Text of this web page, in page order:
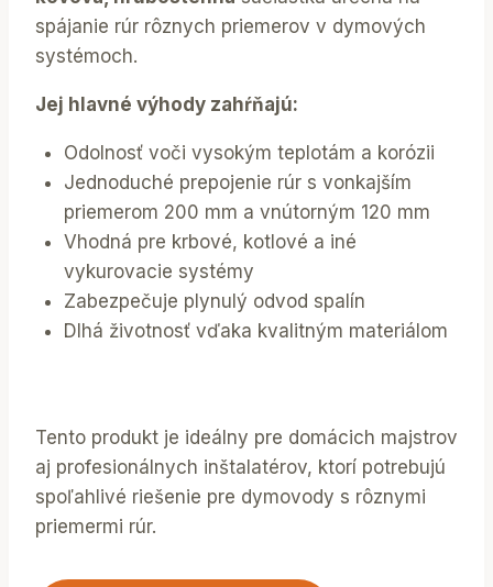
spájanie rúr rôznych priemerov v dymových
systémoch.
Jej hlavné výhody zahŕňajú:
Odolnosť voči vysokým teplotám a korózii
Jednoduché prepojenie rúr s vonkajším
priemerom 200 mm a vnútorným 120 mm
Vhodná pre krbové, kotlové a iné
vykurovacie systémy
Zabezpečuje plynulý odvod spalín
Dlhá životnosť vďaka kvalitným materiálom
Tento produkt je ideálny pre domácich majstrov
aj profesionálnych inštalatérov, ktorí potrebujú
spoľahlivé riešenie pre dymovody s rôznymi
priemermi rúr.